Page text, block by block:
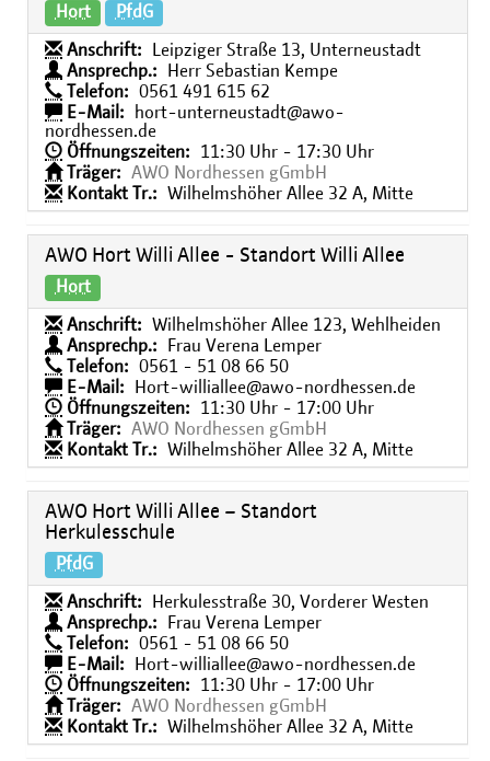
Hort PfdG
Anschrift:
Leipziger Straße 13, Unterneustadt
Ansprechp.:
Herr Sebastian Kempe
Telefon:
0561 491 615 62
E-Mail:
hort-unterneustadt@awo-
nordhessen.de
Öffnungszeiten:
11:30 Uhr - 17:30 Uhr
Träger:
AWO Nordhessen gGmbH
Kontakt Tr.:
Wilhelmshöher Allee 32 A, Mitte
AWO Hort Willi Allee - Standort Willi Allee
Hort
Anschrift:
Wilhelmshöher Allee 123, Wehlheiden
Ansprechp.:
Frau Verena Lemper
Telefon:
0561 - 51 08 66 50
E-Mail:
Hort-williallee@awo-nordhessen.de
Öffnungszeiten:
11:30 Uhr - 17:00 Uhr
Träger:
AWO Nordhessen gGmbH
Kontakt Tr.:
Wilhelmshöher Allee 32 A, Mitte
AWO Hort Willi Allee – Standort
Herkulesschule
PfdG
Anschrift:
Herkulesstraße 30, Vorderer Westen
Ansprechp.:
Frau Verena Lemper
Telefon:
0561 - 51 08 66 50
E-Mail:
Hort-williallee@awo-nordhessen.de
Öffnungszeiten:
11:30 Uhr - 17:00 Uhr
Träger:
AWO Nordhessen gGmbH
Kontakt Tr.:
Wilhelmshöher Allee 32 A, Mitte